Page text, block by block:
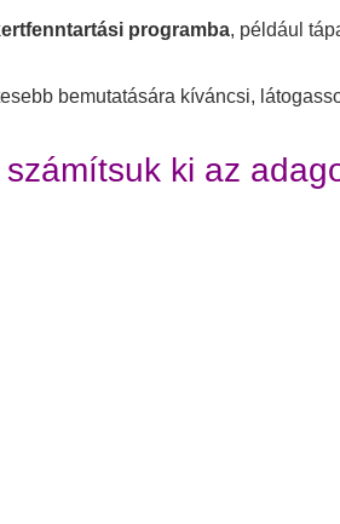
programba, például
bemutatására kíváncsi,
ki az